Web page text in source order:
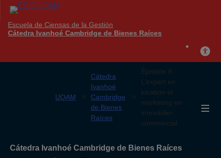
Escuela de Ciensas de la Gestión
Cátedra Ivanhoé Cambridge de Bienes Raíces
UQAM
Cátedra
Ivanhoé
Cambridge
de Bienes
Raíces
Épisode 8 :
L’expert en
location et
marketing en
immobilier
commercial
Cátedra Ivanhoé Cambridge de Bienes Raíces